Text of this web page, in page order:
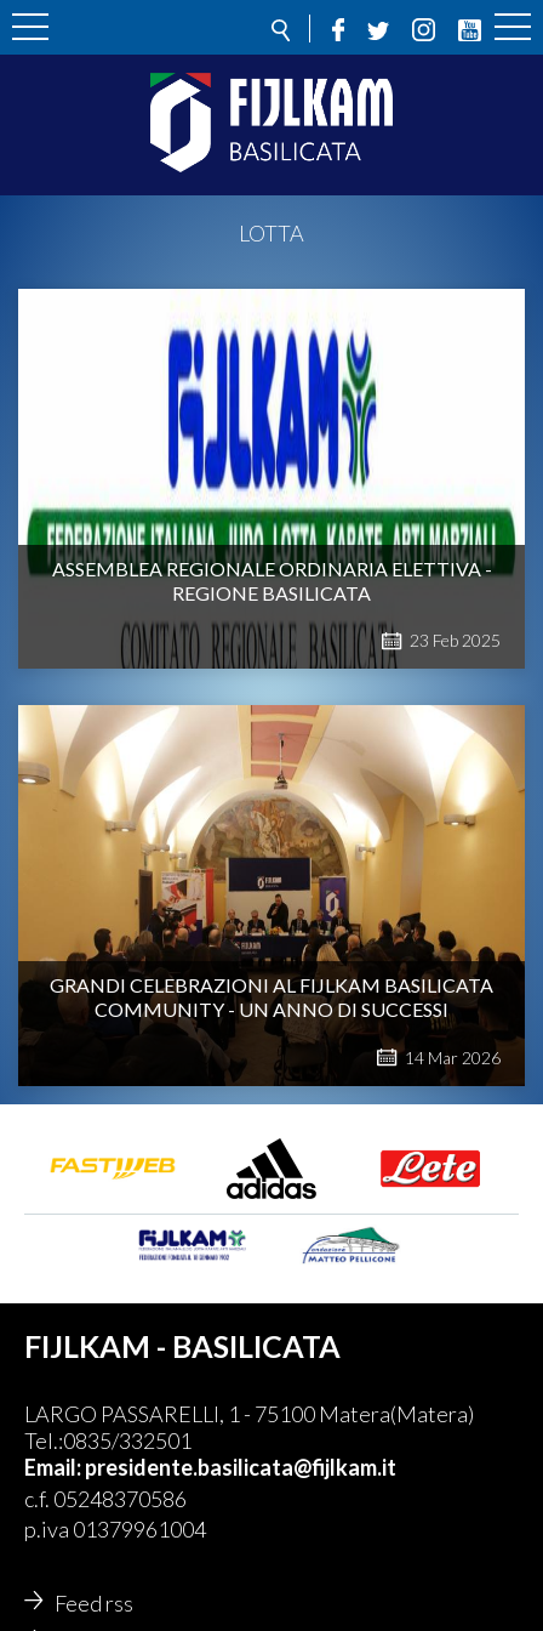
LOTTA
ASSEMBLEA REGIONALE ORDINARIA ELETTIVA -
REGIONE BASILICATA
23 Feb 2025
GRANDI CELEBRAZIONI AL FIJLKAM BASILICATA
COMMUNITY - UN ANNO DI SUCCESSI
14 Mar 2026
FIJLKAM - BASILICATA
LARGO PASSARELLI, 1 - 75100 Matera(Matera)
Tel.:0835/332501
Email: presidente.basilicata@fijlkam.it
c.f. 05248370586
p.iva 01379961004
Feed rss